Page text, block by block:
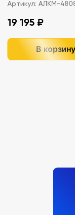
Артикул: АЛКМ-
19 195 ₽
В корзину